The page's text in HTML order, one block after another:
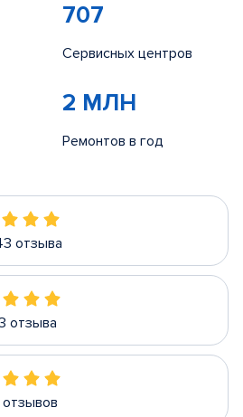
707
Сервисных центров
2 МЛН
Ремонтов в год
отзыва
отзыва
отзывов